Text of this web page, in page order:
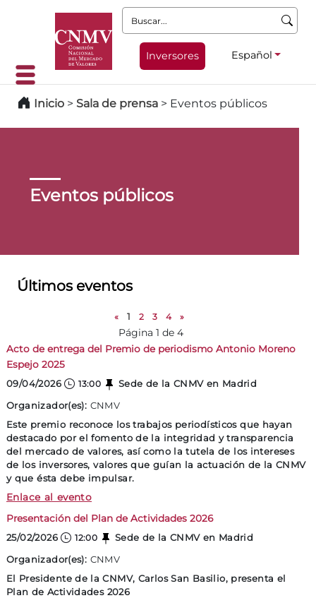
Buscar:
Inversores Español
Inicio > Sala de prensa > Eventos públicos
Eventos públicos
Últimos eventos
« 1 2 3 4 »
Página 1 de 4
Acto de entrega del Premio de periodismo Antonio Moreno
Espejo 2025
09/04/2026
13:00
Sede de la CNMV en Madrid
Organizador(es): CNMV
Este premio reconoce los trabajos periodísticos que hayan
destacado por el fomento de la integridad y transparencia
del mercado de valores, así como la tutela de los intereses
de los inversores, valores que guían la actuación de la CNMV
y que ésta debe impulsar.
Enlace al eventoActo de entrega del Premio de
Presentación del Plan de Actividades 2026
25/02/2026
12:00
Sede de la CNMV en Madrid
Organizador(es): CNMV
El Presidente de la CNMV, Carlos San Basilio, presenta el
Plan de Actividades 2026